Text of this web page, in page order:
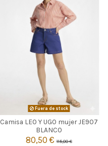
Fuera de stock
Camisa LEO Y UGO mujer JE907
BLANCO
80,50 €115,00 €
 Agotado